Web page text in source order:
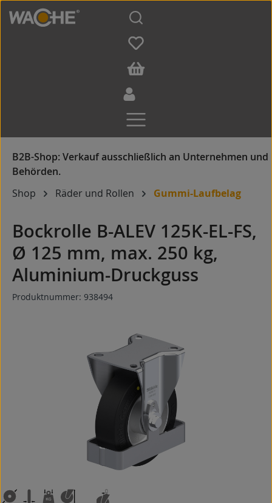
Zum Hauptinhalt springen
Shop Räder und Rollen Gummi-Laufbelag
Bockrolle B-ALEV 125K-EL-FS,
Ø 125 mm, max. 250 kg,
Aluminium-Druckguss
Produktnummer: 938494